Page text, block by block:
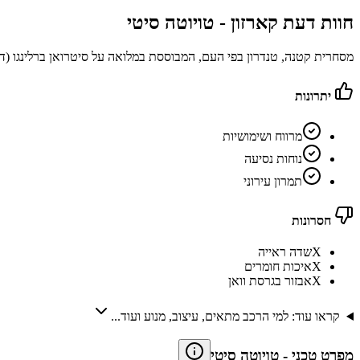
חוות דעת קארזון - טויוטה סיטי
מסחרית קטנה, טנדרון בפי העם, המבוססת במלואה על סיטרואן ברלינגו (דור 3) הפופולרית וכמוה מציעה שני אורכי
יתרונות
מרווח ושימושיות
נוחות נסיעה
תמרון עירוני
חסרונות
Xשדה ראייה
Xאיכות חומרים
Xאבזור בגרסת וואן
קראו עוד: למי הרכב מתאים, עיצוב, מנוע ועוד...
מפרט טכני - טויוטה סיטי